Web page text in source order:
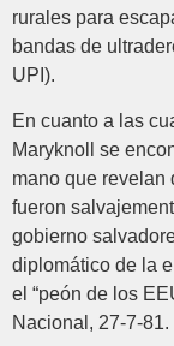
rurales para
bandas de
UPI).
En cuanto a las
Maryknoll se
mano que revelan
fueron
gobierno
diplomático de la
el “peón de los
Nacional, 27-7-